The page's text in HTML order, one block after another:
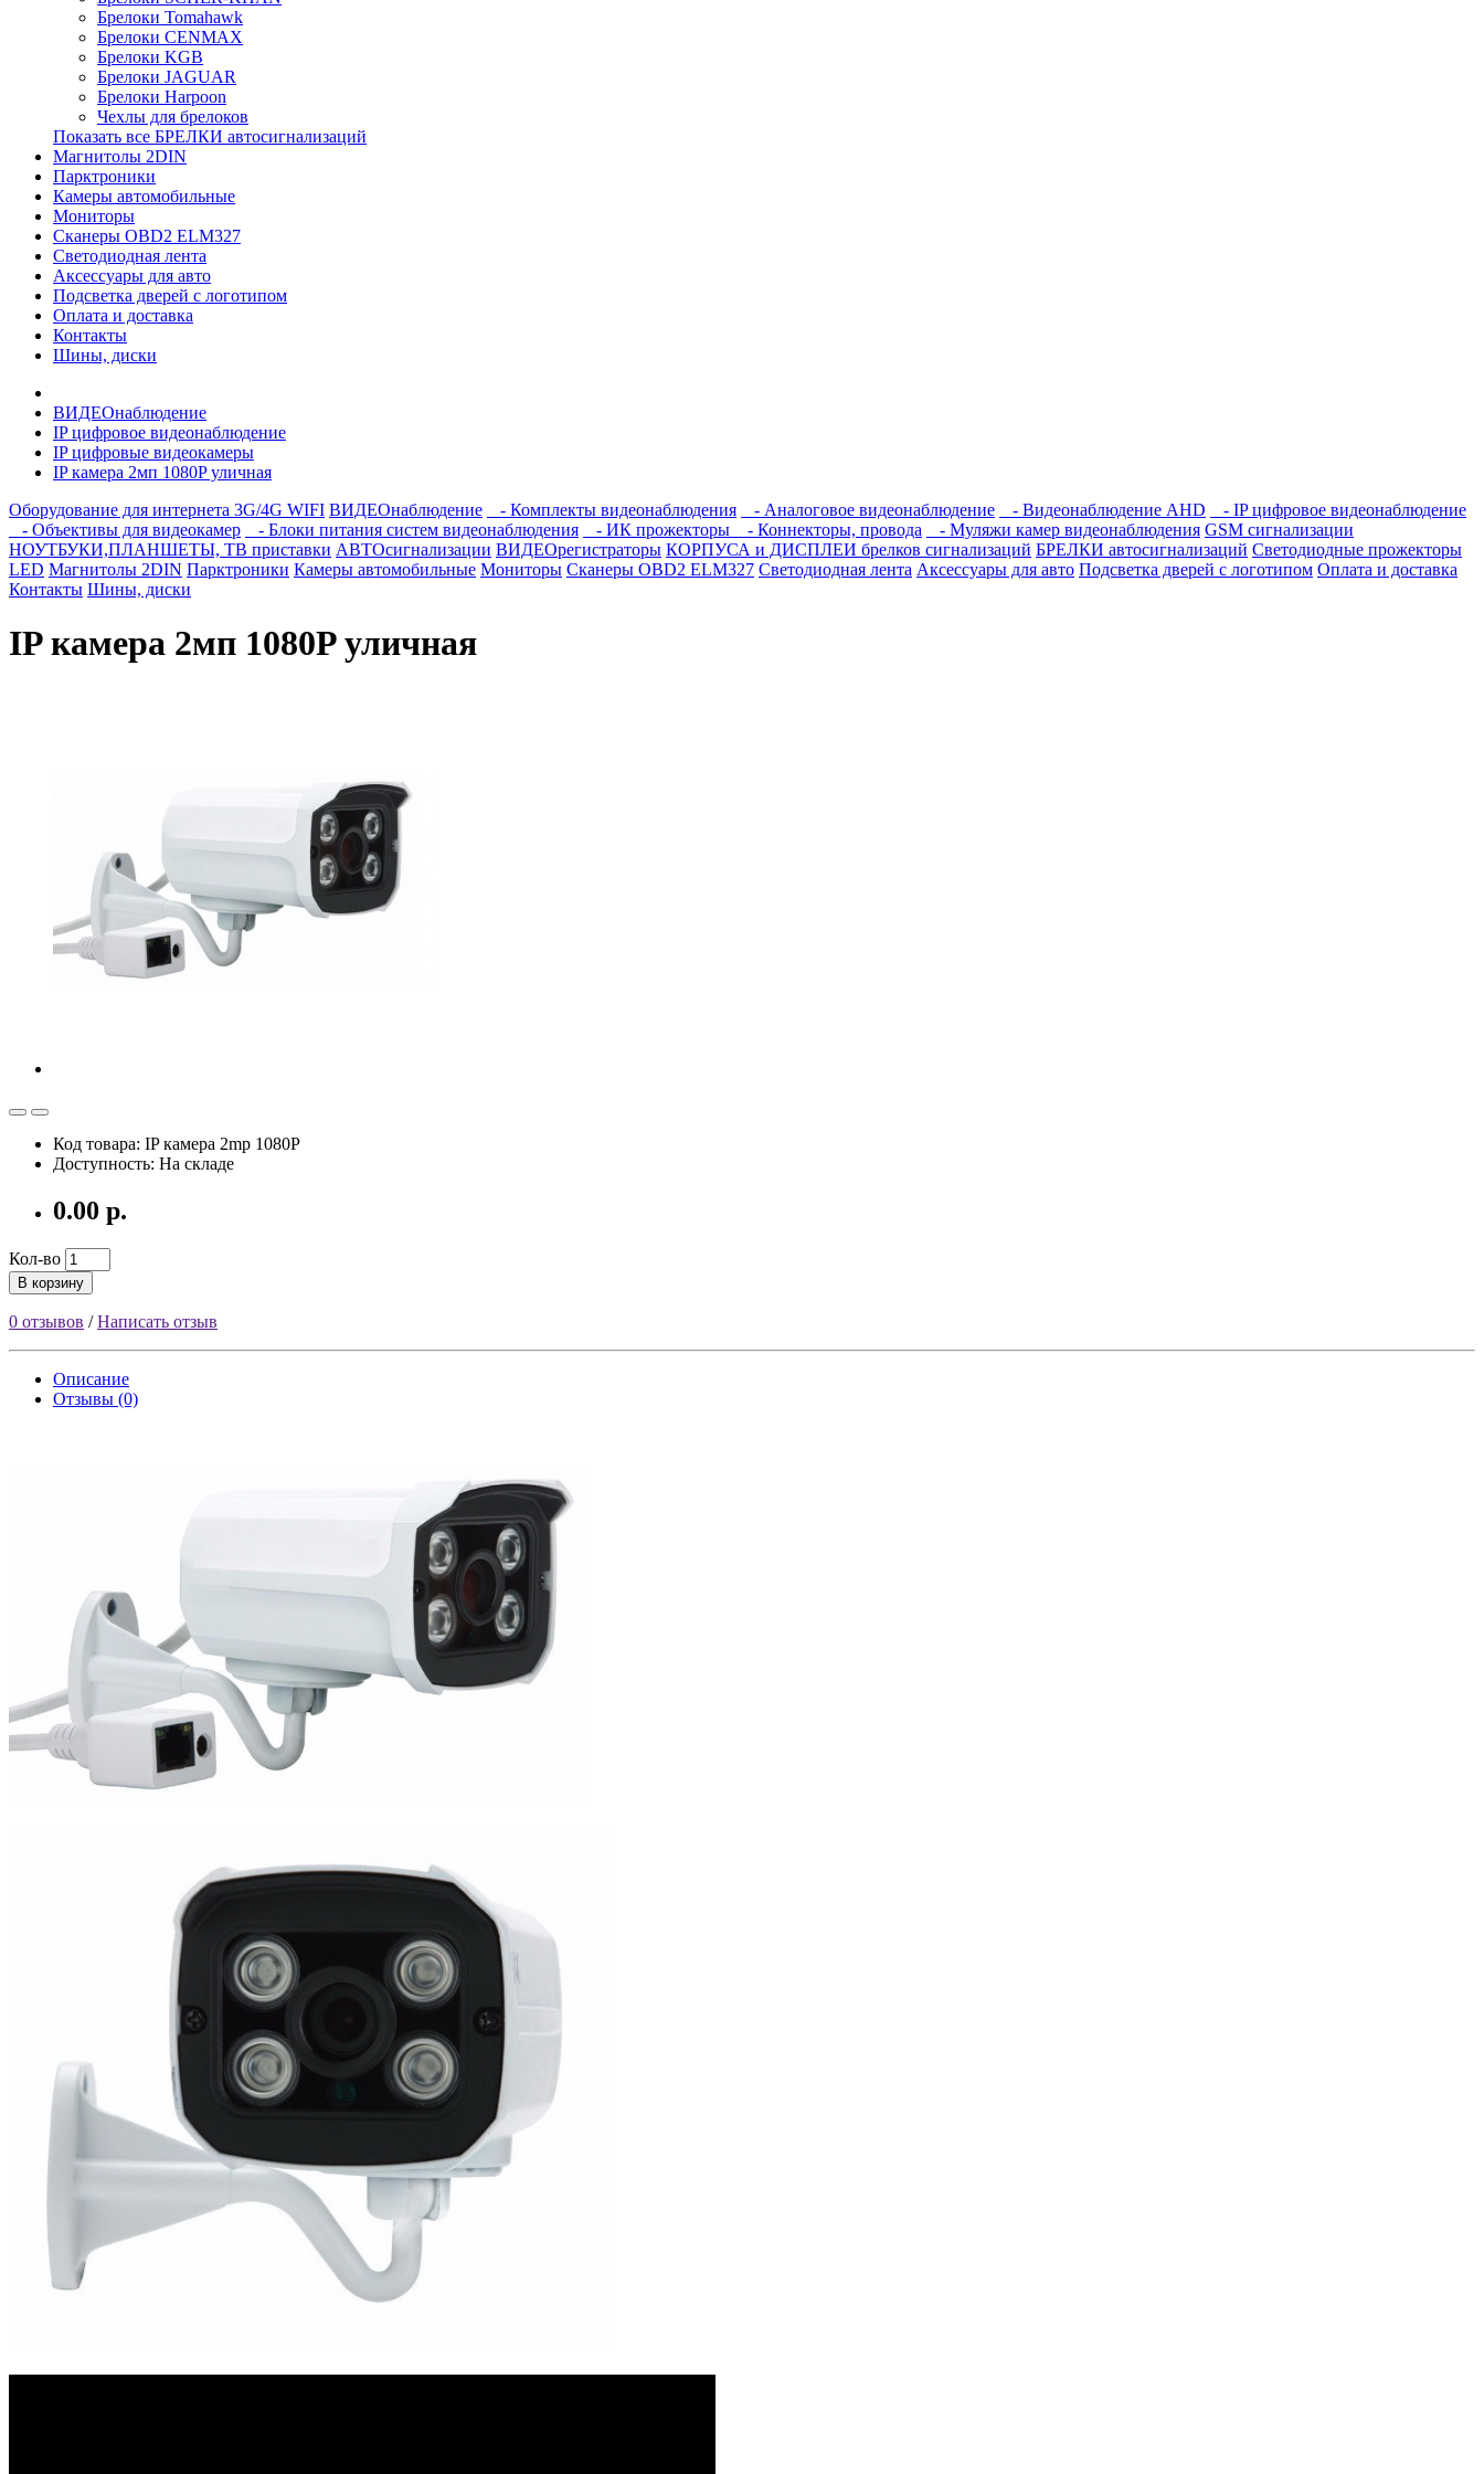
Брелоки Tomahawk
Брелоки CENMAX
Брелоки KGB
Брелоки JAGUAR
Брелоки Harpoon
Чехлы для брелоков
Показать все БРЕЛКИ автосигнализаций
Магнитолы 2DIN
Парктроники
Камеры автомобильные
Мониторы
Сканеры OBD2 ELM327
Светодиодная лента
Аксессуары для авто
Подсветка дверей с логотипом
Оплата и доставка
Контакты
Шины, диски
ВИДЕОнаблюдение
IP цифровое видеонаблюдение
IP цифровые видеокамеры
IP камера 2мп 1080P уличная
Оборудование для интернета 3G/4G WIFI ВИДЕОнаблюдение - Комплекты видеонаблюдения - Аналоговое видеонаблюдение - Видеонаблюдение AHD
- IP цифровое видеонаблюдение
- Объективы для видеокамер
- Блоки питания систем видеонаблюдения - ИК прожекторы - Коннекторы, провода - Муляжи камер видеонаблюдения GSM сигнализации
НОУТБУКИ,ПЛАНШЕТЫ, ТВ приставки АВТОсигнализации ВИДЕОрегистраторы КОРПУСА и ДИСПЛЕИ брелков сигнализаций БРЕЛКИ автосигнализаций Светодиодные прожекторы
LED Магнитолы 2DIN Парктроники Камеры автомобильные Мониторы Сканеры OBD2 ELM327 Светодиодная лента Аксессуары для авто Подсветка дверей с логотипом Оплата и доставка
Контакты Шины, диски
IP камера 2мп 1080P уличная
Код товара: IP камера 2mp 1080P
Доступность: На складе
0.00 р.
Кол-во
В корзину
0 отзывов /Написать отзыв
Описание
Отзывы (0)